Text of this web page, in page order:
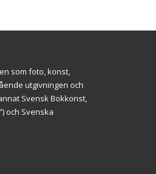
som foto, konst,
utgivningen och
Svensk Bokkonst,
och Svenska